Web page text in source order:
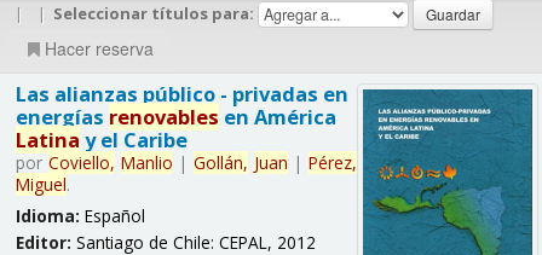
| | Seleccionar títulos para:
Hacer reserva
Las alianzas público - privadas en
energías renovables en América
Latina y el Caribe
por Coviello, Manlio | Gollán, Juan | Pérez,
Miguel.
Idioma: Español
Editor: Santiago de Chile: CEPAL, 2012